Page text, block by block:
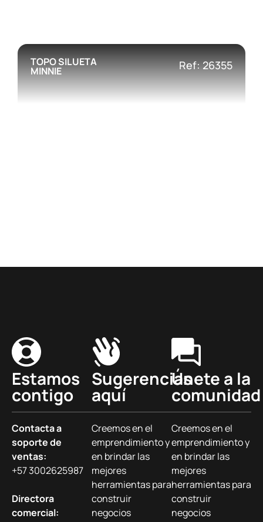
TOPO SILUETA
MINNIE Ref: 26355
Estamos
contigo
Contacta a
soporte de
ventas:
+57 3002625987
Directora
comercial:
Sugerencias
aquí
Creemos en el
emprendimiento y
en brindar las
mejores
herramientas para
construir
negocios
Únete a la
comunidad
Creemos en el
emprendimiento y
en brindar las
mejores
herramientas para
construir
negocios